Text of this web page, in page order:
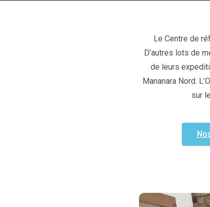
Le Centre de
D’autres lots de
de leurs
Mananara Nord.
sur